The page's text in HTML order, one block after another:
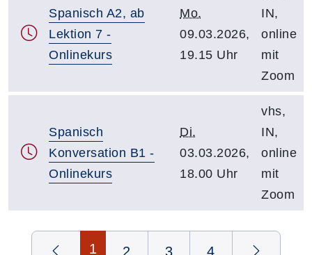
Spanisch A2, ab
Lektion 7 -
Onlinekurs
Mo.
09.03.2026,
19.15 Uhr
IN,
online
mit
Zoom
Spanisch
Konversation B1 -
Onlinekurs
Di.
03.03.2026,
18.00 Uhr
vhs,
IN,
online
mit
Zoom
1 2 3 4